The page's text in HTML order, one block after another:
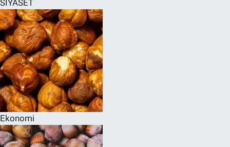
SİYASET
Ekonomi
SPOR
RESMİ İLANLAR